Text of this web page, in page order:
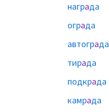
награда
ограда
автограда
тирада
подкрада
камрада